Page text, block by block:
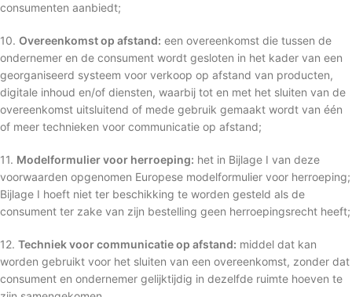
consumenten aanbiedt;
10. Overeenkomst op afstand: een overeenkomst die tussen de
ondernemer en de consument wordt gesloten in het kader van een
georganiseerd systeem voor verkoop op afstand van producten,
digitale inhoud en/of diensten, waarbij tot en met het sluiten van de
overeenkomst uitsluitend of mede gebruik gemaakt wordt van één
of meer technieken voor communicatie op afstand;
11. Modelformulier voor herroeping: het in Bijlage I van deze
voorwaarden opgenomen Europese modelformulier voor herroeping;
Bijlage I hoeft niet ter beschikking te worden gesteld als de
consument ter zake van zijn bestelling geen herroepingsrecht heeft;
12. Techniek voor communicatie op afstand: middel dat kan
worden gebruikt voor het sluiten van een overeenkomst, zonder dat
consument en ondernemer gelijktijdig in dezelfde ruimte hoeven te